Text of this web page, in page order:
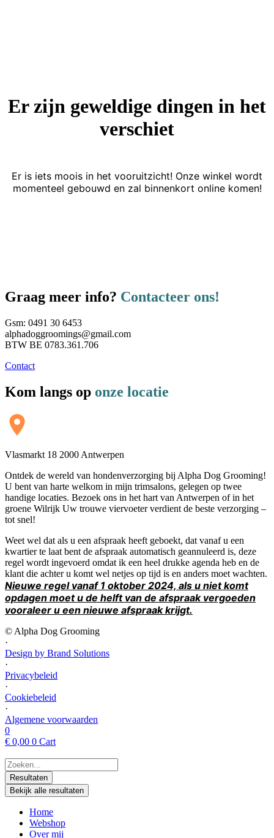
Er zijn geweldige dingen in het
verschiet
Er is iets moois in het vooruitzicht! Onze winkel wordt
momenteel gebouwd en zal binnenkort online komen!
Graag meer info? Contacteer ons!
Gsm: 0491 30 6453
alphadoggroomings@gmail.com
BTW BE 0783.361.706
Contact
Kom langs op onze locatie
Vlasmarkt 18 2000 Antwerpen
Ontdek de wereld van hondenverzorging bij Alpha Dog Grooming!
U bent van harte welkom in mijn trimsalons, gelegen op twee
handige locaties. Bezoek ons in het hart van Antwerpen of in het
groene Wilrijk Uw trouwe viervoeter verdient de beste verzorging –
tot snel!
Weet wel dat als u een afspraak heeft geboekt, dat vanaf u een
kwartier te laat bent de afspraak automatisch geannuleerd is, deze
regel wordt ingevoerd omdat ik een heel drukke agenda heb en de
klant die achter u komt wel netjes op tijd is en anders moet wachten.
Nieuwe regel vanaf 1 oktober 2024, als u niet komt
opdagen moet u de helft van de afspraak vergoeden
vooraleer u een nieuwe afspraak krijgt.
© Alpha Dog Grooming
·
Design by Brand Solutions
·
Privacybeleid
·
Cookiebeleid
·
Algemene voorwaarden
0
€ 0,00 0 Cart
Search
...Resultaten
Bekijk alle resultaten
Home
Webshop
Over mij